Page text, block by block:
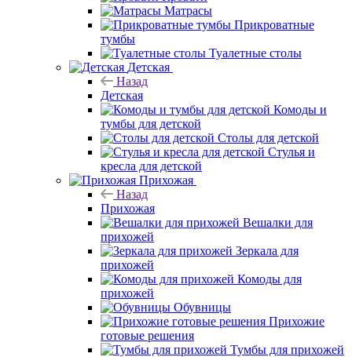
Матрасы
Прикроватные
тумбы
Туалетные столы
Детская
Назад
Детская
Комоды и
тумбы для детской
Столы для детской
Стулья и
кресла для детской
Прихожая
Назад
Прихожая
Вешалки для
прихожей
Зеркала для
прихожей
Комоды для
прихожей
Обувницы
Прихожие
готовые решения
Тумбы для прихожей